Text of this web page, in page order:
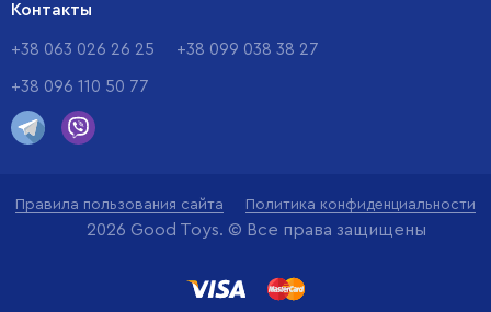
Контакты
+38 063 026 26 25 +38 099 038 38 27
+38 096 110 50 77
Правила пользования сайта Политика конфиденциальности
2026 Good Toys. © Все права защищены